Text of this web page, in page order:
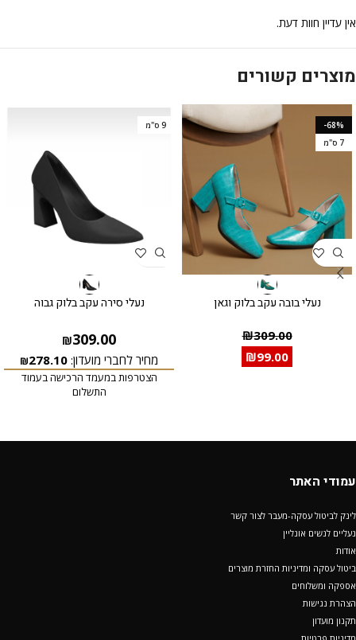
אין עדיין חוות דעת.
מוצרים קשורים
-68%
7 ס"מ
נעלי בובה עקב בלוק וגאן
₪309.00
₪99.00
9 ס"מ
נעלי סירה עקב בלוק גבוה
₪309.00
מחיר לחברי מועדון: ₪278.10
הצטרפות במעמד הרכישה בעמוד
התשלום
עמודי האתר
לינק לביטול עסקה-מעבר לצור קשר
נעליים לנשים אונליין
אודות
ביטול עסקה ומדיניות החזרת מוצרים
אספקה ומשלוחים
הצהרת נגישות
תקנון מועדון